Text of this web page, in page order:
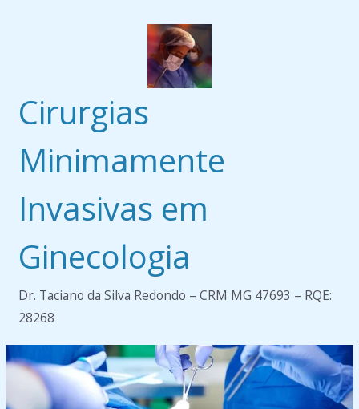
Cirurgias
Minimamente
Invasivas em
Ginecologia
Dr. Taciano da Silva Redondo – CRM MG 47693 – RQE:
28268